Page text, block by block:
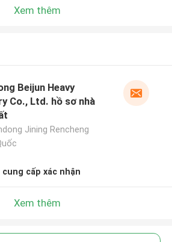
Xem thêm
Beijun Heavy
Co., Ltd. hồ sơ nhà
Jining Rencheng
cung cấp xác nhận
Xem thêm